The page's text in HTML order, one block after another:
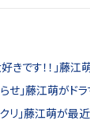
きです！！」藤
らせ」藤江萌が
クリ」藤江萌が